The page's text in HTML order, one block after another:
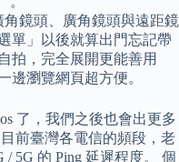
鏡頭、廣角鏡頭與遠距鏡
單」以後就算出門忘記帶
拍，完全展開更能善用
邊瀏覽網頁超方便。
了，我們之後也會出更多
前臺灣各電信的頻段，老
/ 5G 的 Ping 延遲程度。 個